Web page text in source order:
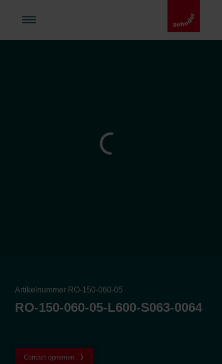
Artikelnummer RO-150-060-05
RO-150-060-05-L600-S063-0064
Contact opnemen